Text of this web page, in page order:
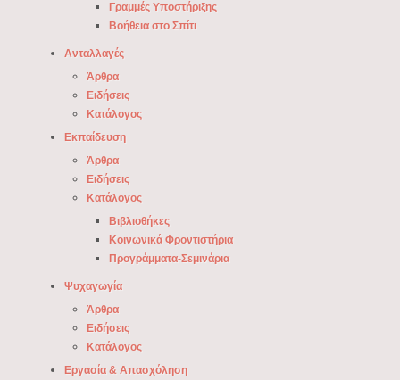
Γραμμές Υποστήριξης
Βοήθεια στο Σπίτι
Ανταλλαγές
Άρθρα
Ειδήσεις
Κατάλογος
Εκπαίδευση
Άρθρα
Ειδήσεις
Κατάλογος
Βιβλιοθήκες
Κοινωνικά Φροντιστήρια
Προγράμματα-Σεμινάρια
Ψυχαγωγία
Άρθρα
Ειδήσεις
Κατάλογος
Εργασία & Απασχόληση